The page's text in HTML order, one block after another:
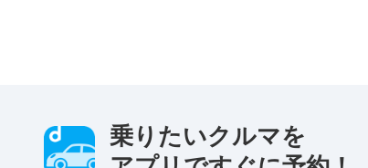
乗りたいクルマを